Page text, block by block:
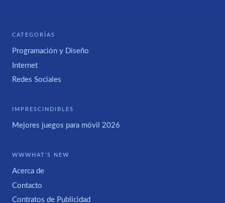
CATEGORÍAS
Programación y Diseño
Internet
Redes Sociales
IMPRESCINDIBLES
Mejores juegos para móvil 2026
WWWHAT'S NEW
Acerca de
Contacto
Contratos de Publicidad